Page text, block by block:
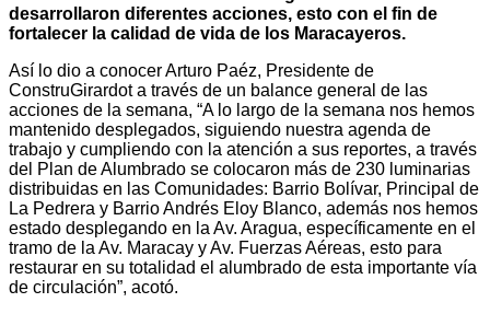
desarrollaron diferentes acciones, esto con el fin de
fortalecer la calidad de vida de los Maracayeros.
Así lo dio a conocer Arturo Paéz, Presidente de
ConstruGirardot a través de un balance general de las
acciones de la semana, “A lo largo de la semana nos hemos
mantenido desplegados, siguiendo nuestra agenda de
trabajo y cumpliendo con la atención a sus reportes, a través
del Plan de Alumbrado se colocaron más de 230 luminarias
distribuidas en las Comunidades: Barrio Bolívar, Principal de
La Pedrera y Barrio Andrés Eloy Blanco, además nos hemos
estado desplegando en la Av. Aragua, específicamente en el
tramo de la Av. Maracay y Av. Fuerzas Aéreas, esto para
restaurar en su totalidad el alumbrado de esta importante vía
de circulación”, acotó.